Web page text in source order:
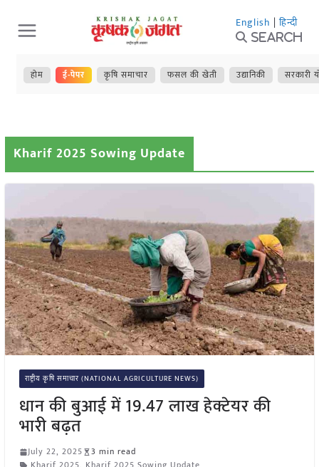
Skip
to
content
English | हिन्दी
Search
होम ई-पेपर कृषि समाचार फसल की खेती उद्यानिकी सरकारी
Kharif 2025 Sowing Update
राष्ट्रीय कृषि समाचार (NATIONAL AGRICULTURE NEWS)
धान की बुआई में 19.47 लाख हेक्टेयर की
भारी बढ़त
July 22, 2025
3 min read